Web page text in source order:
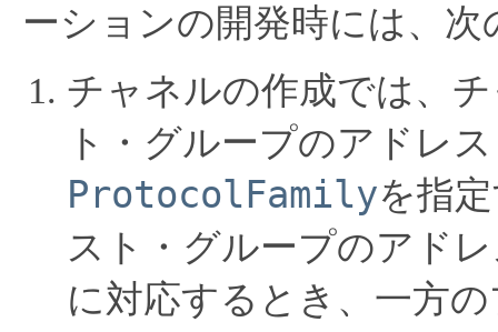
ーションの開発時には、
チャネルの作成では、
ト・グループのアドレ
ProtocolFamilyを指
スト・グループのアド
に対応するとき、一方